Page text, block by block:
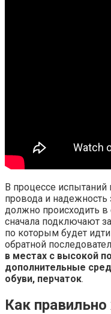
В процессе
провода и
должно происходить в
сначала подключают
по которым будет
обратной
в местах с высокой
дополнительные
обуви, перчаток.
Как правильно